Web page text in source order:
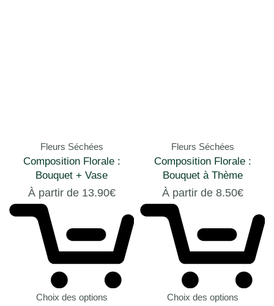
Fleurs Séchées
Composition Florale :
Bouquet + Vase
À partir de 13.90€
Choix des options
Fleurs Séchées
Composition Florale :
Bouquet à Thème
À partir de 8.50€
Choix des options